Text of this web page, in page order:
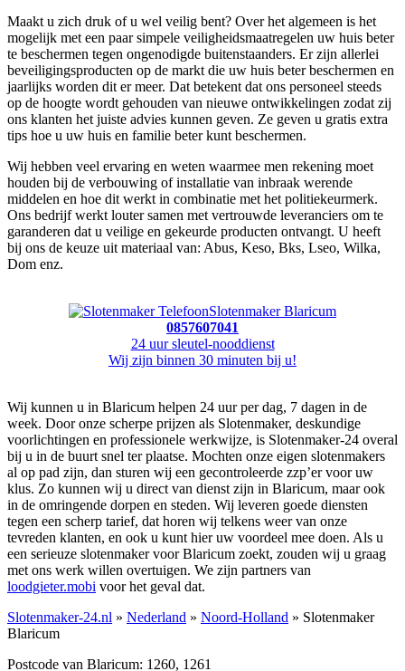
Maakt u zich druk of u wel veilig bent? Over het algemeen is het
mogelijk met een paar simpele veiligheidsmaatregelen uw huis beter
te beschermen tegen ongenodigde buitenstaanders. Er zijn allerlei
beveiligingsproducten op de markt die uw huis beter beschermen en
jaarlijks worden dit er meer. Dat betekent dat ons personeel steeds
op de hoogte wordt gehouden van nieuwe ontwikkelingen zodat zij
ons klanten het juiste advies kunnen geven. Ze geven u gratis extra
tips hoe u uw huis en familie beter kunt beschermen.
Wij hebben veel ervaring en weten waarmee men rekening moet
houden bij de verbouwing of installatie van inbraak werende
middelen en hoe dit werkt in combinatie met het politiekeurmerk.
Ons bedrijf werkt louter samen met vertrouwde leveranciers om te
garanderen dat u veilige en gekeurde producten ontvangt. U heeft
bij ons de keuze uit materiaal van: Abus, Keso, Bks, Lseo, Wilka,
Dom enz.
Slotenmaker Blaricum
0857607041
24 uur sleutel-nooddienst
Wij zijn binnen 30 minuten bij u!
Wij kunnen u in Blaricum helpen 24 uur per dag, 7 dagen in de
week. Door onze scherpe prijzen als Slotenmaker, deskundige
voorlichtingen en professionele werkwijze, is Slotenmaker-24 overal
bij u in de buurt snel ter plaatse. Mochten onze eigen slotenmakers
al op pad zijn, dan sturen wij een gecontroleerde zzp’er voor uw
klus. Zo kunnen wij u direct van dienst zijn in Blaricum, maar ook
in de omringende dorpen en steden. Wij leveren goede diensten
tegen een scherp tarief, dat horen wij telkens weer van onze
tevreden klanten, en ook u kunt hier uw voordeel mee doen. Als u
een serieuze slotenmaker voor Blaricum zoekt, zouden wij u graag
met ons werk willen overtuigen. We zijn partners van
loodgieter.mobi voor het geval dat.
Slotenmaker-24.nl » Nederland » Noord-Holland » Slotenmaker
Blaricum
Postcode van Blaricum: 1260, 1261